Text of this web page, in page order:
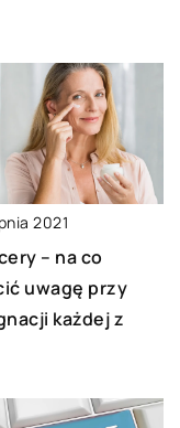
2021
– na co
uwagę przy
każdej z